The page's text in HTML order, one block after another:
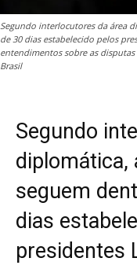
Segundo interlocutores da área
de 30 dias estabelecido pelos
entendimentos sobre as
Brasil
Segundo
diplomática,
seguem
dias
presidentes